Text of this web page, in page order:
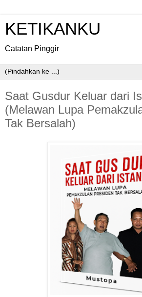
KETIKANKU
Catatan Pinggir
Saat Gusdur Keluar dari
(Melawan Lupa
Tak Bersalah)